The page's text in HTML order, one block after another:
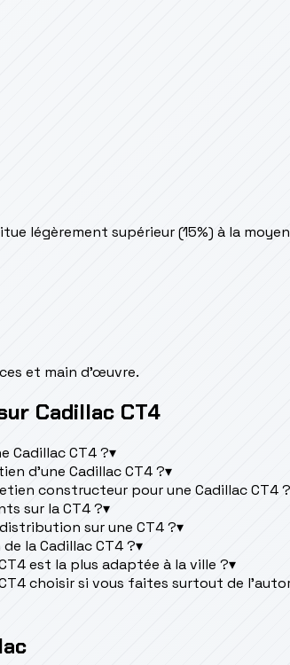
légèrement supérieur (15%) à la
et main d'œuvre.
Cadillac CT4
Cadillac CT4 ?▾
d’une Cadillac CT4 ?▾
constructeur pour une Cadillac CT4 ?
sur la CT4 ?▾
sur une CT4 ?▾
la Cadillac CT4 ?▾
est la plus adaptée à la ville ?▾
choisir si vous faites surtout de